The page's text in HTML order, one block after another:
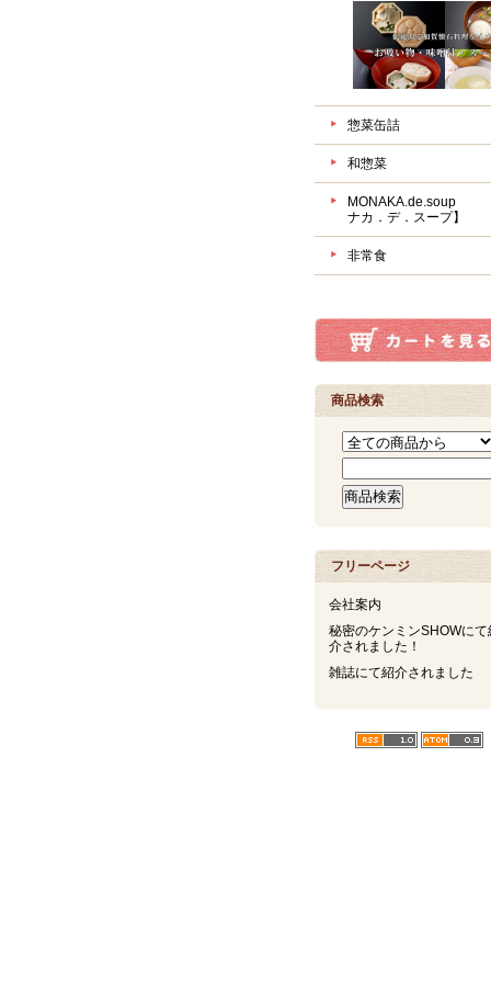
惣菜缶詰
和惣菜
ナカ．デ．スープ】
非常食
商品検索
フリーページ
会社案内
秘密のケンミンSHOWにて
介されました！
雑誌にて紹介されました